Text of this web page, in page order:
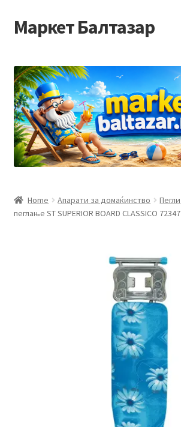
Skip
to
Skip
to
Маркет Балтазар
Checkout
Homepage
Privacy Policy
Контакт
Рекламации и замена на производ
Home Апарати за домаќинство Пегли
пеглање ST SUPERIOR BOARD CLASSICO 72347